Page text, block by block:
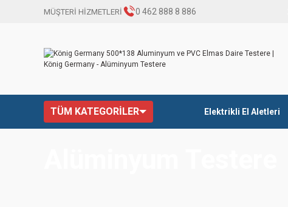
MÜŞTERİ HİZMETLERİ 0 462 888 8 886
TÜM KATEGORİLER Elektrikli El Aletleri